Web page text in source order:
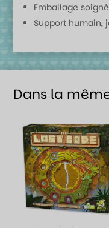
Emballage
Support humain,
Dans la